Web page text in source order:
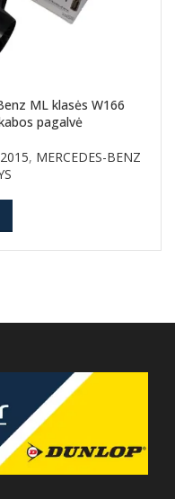
ML klasės W166
pagalvė
, MERCEDES-BENZ